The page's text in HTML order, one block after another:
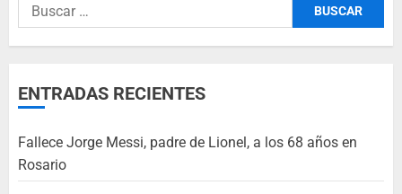
ENTRADAS RECIENTES
Fallece Jorge Messi, padre de Lionel, a los 68 años en
Rosario